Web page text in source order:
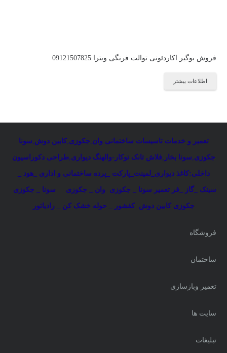
فروش بوگیر اکاردئونی توالت فرنگی ویترا 09121507825
اطلاعات بیشتر
تعمیر و خدمات تاسیسات ساختمانی:وان,جکوزی,کابین دوش,سونا
جکوزی,سونا بخار ,فلاش تانک توکار-والهنگ دیواری,طراحی دکوراسیون
داخلی:کاغذ دیواری_لمینت_پارکت _پرده ساختمانی و اداری _هود _
سینک _گاز _فر تعمیر سونا _ جکوزی وان _ جکوزی سونا _ جکوزی
جکوزی کابین دوش کفشور _ حوله خشک کن _ رادیاتور
فروشگاه
ساختمان
تعمیر وبازسازی
سایت ها
تبلیغات